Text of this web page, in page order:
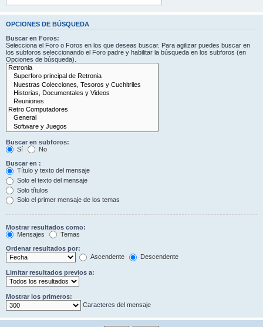
OPCIONES DE BÚSQUEDA
Buscar en Foros:
Selecciona el Foro o Foros en los que deseas buscar. Para agilizar puedes buscar en
los subforos seleccionando el Foro padre y habilitar la búsqueda en los subforos (en
Opciones de búsqueda).
Buscar en subforos:
Sí
No
Buscar en :
Título y texto del mensaje
Solo el texto del mensaje
Solo títulos
Solo el primer mensaje de los temas
Mostrar resultados como:
Mensajes
Temas
Ordenar resultados por:
Ascendente
Descendente
Limitar resultados previos a:
Mostrar los primeros:
Caracteres del mensaje